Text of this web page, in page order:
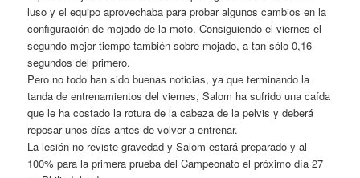
luso y el equipo aprovechaba para probar algunos cambios en la
configuración de mojado de la moto. Consiguiendo el viernes el
segundo mejor tiempo también sobre mojado, a tan sólo 0,16
segundos del primero.
Pero no todo han sido buenas noticias, ya que terminando la
tanda de entrenamientos del viernes, Salom ha sufrido una caída
que le ha costado la rotura de la cabeza de la pelvis y deberá
reposar unos días antes de volver a entrenar.
La lesión no reviste gravedad y Salom estará preparado y al
100% para la primera prueba del Campeonato el próximo día 27